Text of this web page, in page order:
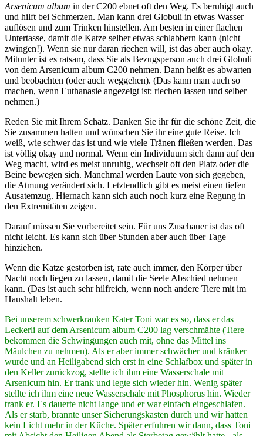
Arsenicum album in der C200 ebnet oft den Weg. Es beruhigt auch
und hilft bei Schmerzen. Man kann drei Globuli in etwas Wasser
auflösen und zum Trinken hinstellen. Am besten in einer flachen
Untertasse, damit die Katze selber etwas schlabbern kann (nicht
zwingen!). Wenn sie nur daran riechen will, ist das aber auch okay.
Mitunter ist es ratsam, dass Sie als Bezugsperson auch drei Globuli
von dem Arsenicum album C200 nehmen. Dann heißt es abwarten
und beobachten (oder auch weggehen). (Das kann man auch so
machen, wenn Euthanasie angezeigt ist: riechen lassen und selber
nehmen.)
Reden Sie mit Ihrem Schatz. Danken Sie ihr für die schöne Zeit, die
Sie zusammen hatten und wünschen Sie ihr eine gute Reise. Ich
weiß, wie schwer das ist und wie viele Tränen fließen werden. Das
ist völlig okay und normal. Wenn ein Individuum sich dann auf den
Weg macht, wird es meist unruhig, wechselt oft den Platz oder die
Beine bewegen sich. Manchmal werden Laute von sich gegeben,
die Atmung verändert sich. Letztendlich gibt es meist einen tiefen
Ausatemzug. Hiernach kann sich auch noch kurz eine Regung in
den Extremitäten zeigen.
Darauf müssen Sie vorbereitet sein. Für uns Zuschauer ist das oft
nicht leicht. Es kann sich über Stunden aber auch über Tage
hinziehen.
Wenn die Katze gestorben ist, rate auch immer, den Körper über
Nacht noch liegen zu lassen, damit die Seele Abschied nehmen
kann. (Das ist auch sehr hilfreich, wenn noch andere Tiere mit im
Haushalt leben.
Bei unserem schwerkranken Kater Toni war es so, dass er das
Leckerli auf dem Arsenicum album C200 lag verschmähte (Tiere
bekommen die Schwingungen auch mit, ohne das Mittel ins
Mäulchen zu nehmen). Als er aber immer schwächer und kränker
wurde und an Heiligabend sich erst in eine Schlafbox und später in
den Keller zurückzog, stellte ich ihm eine Wasserschale mit
Arsenicum hin. Er trank und legte sich wieder hin. Wenig später
stellte ich ihm eine neue Wasserschale mit Phosphorus hin. Wieder
trank er. Es dauerte nicht lange und er war einfach eingeschlafen.
Als er starb, brannte unser Sicherungskasten durch und wir hatten
kein Licht mehr in der Küche. Später erfuhren wir dann, dass Toni